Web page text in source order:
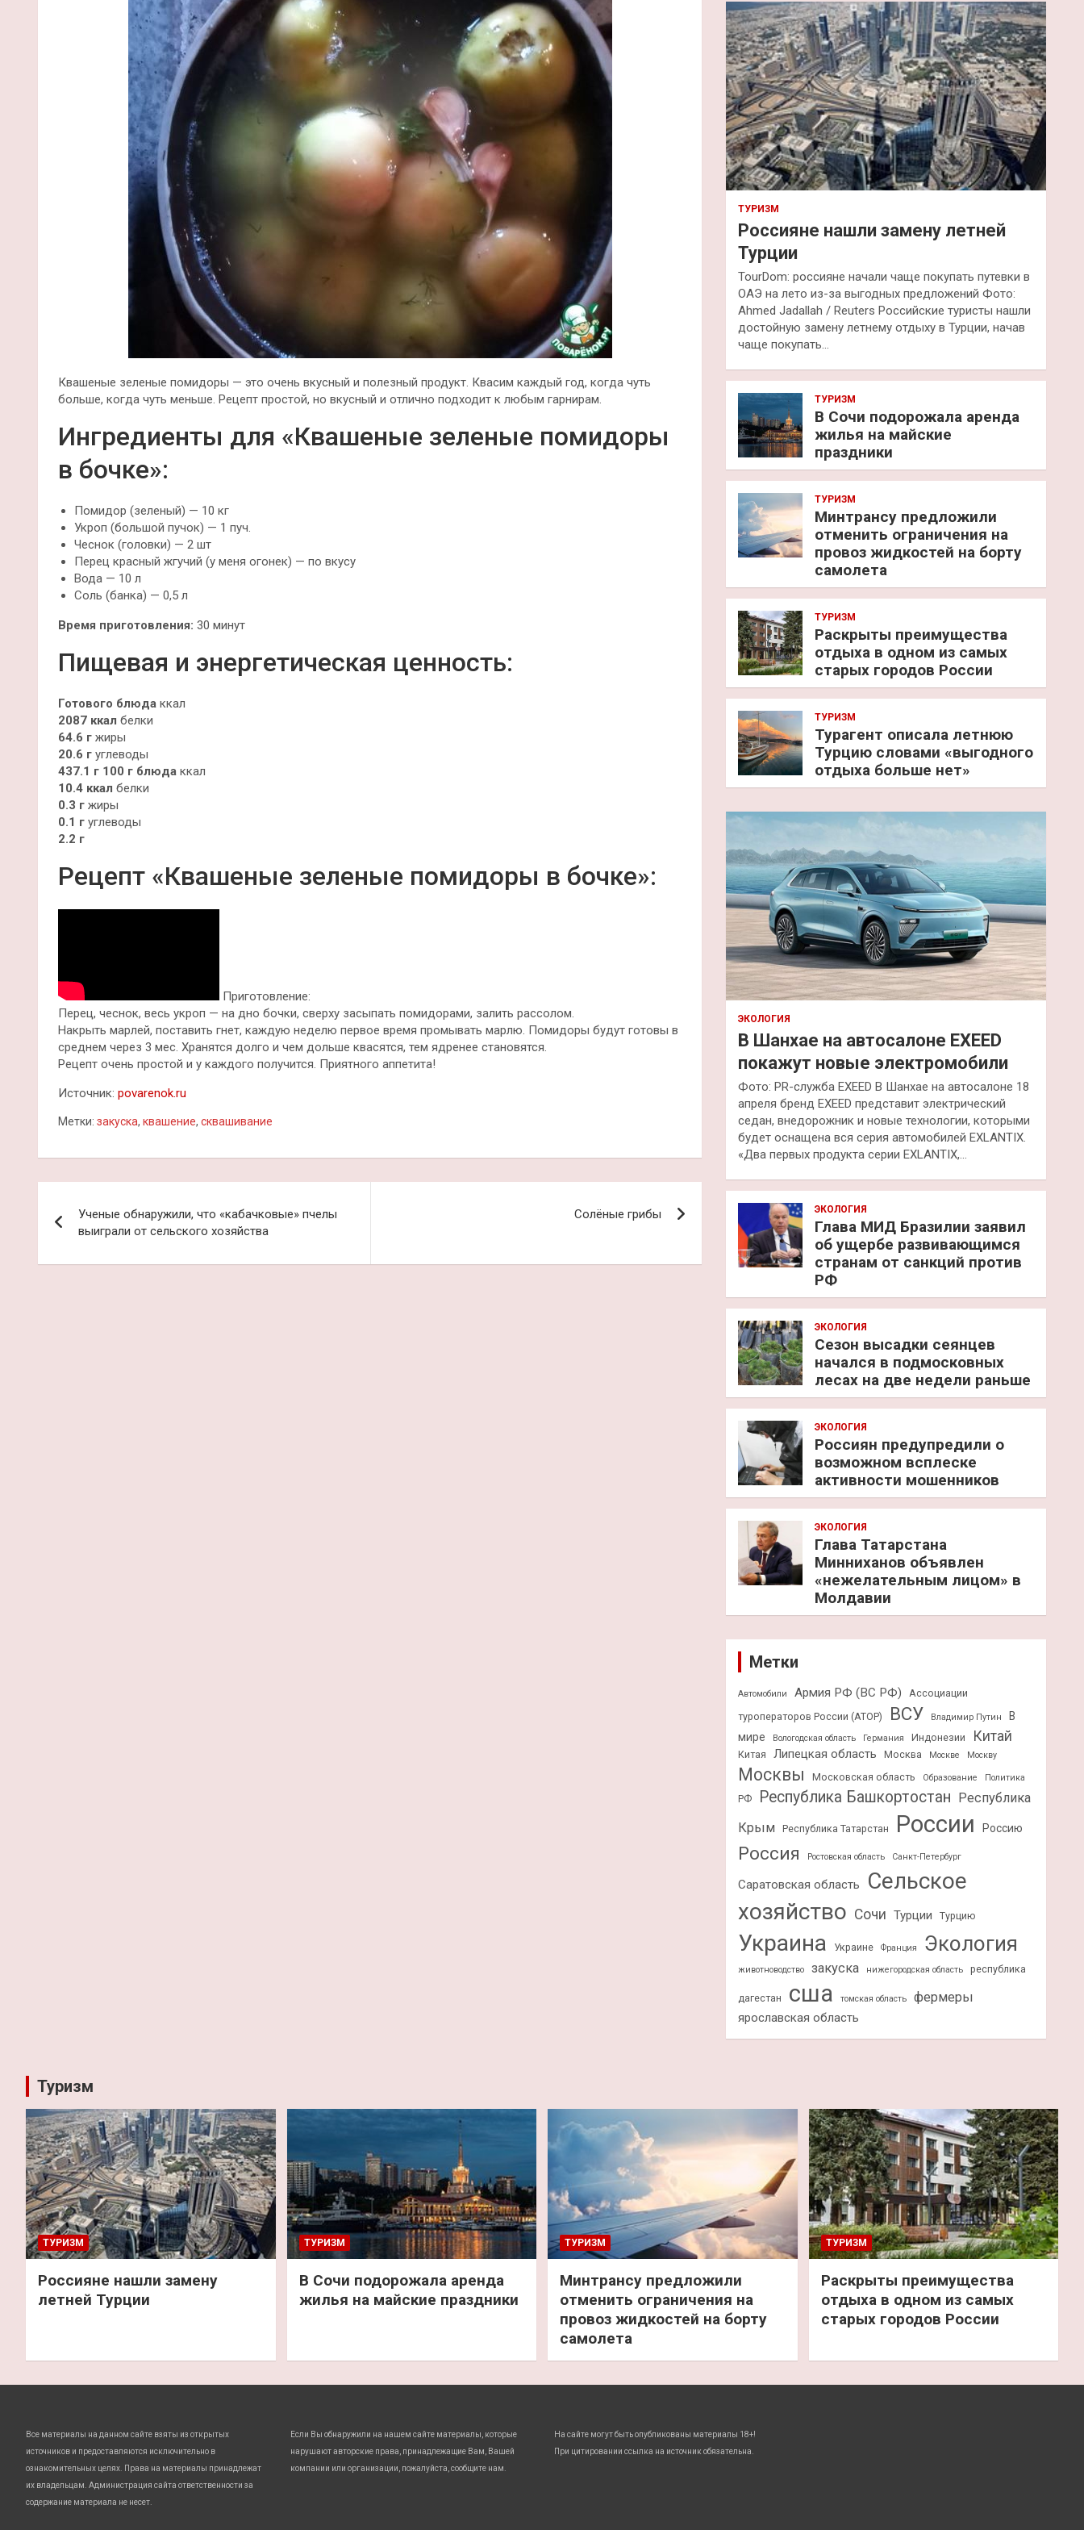
Квашеные зеленые помидоры — это очень вкусный и полезный продукт. Квасим каждый год, когда чуть
больше, когда чуть меньше. Рецепт простой, но вкусный и отлично подходит к любым гарнирам.
Ингредиенты для «Квашеные зеленые помидоры
в бочке»:
Помидор (зеленый) — 10 кг
Укроп (большой пучок) — 1 пуч.
Чеснок (головки) — 2 шт
Перец красный жгучий (у меня огонек) — по вкусу
Вода — 10 л
Соль (банка) — 0,5 л
Время приготовления: 30 минут
Пищевая и энергетическая ценность:
Готового блюда ккал
2087 ккал белки
64.6 г жиры
20.6 г углеводы
437.1 г 100 г блюда ккал
10.4 ккал белки
0.3 г жиры
0.1 г углеводы
2.2 г
Рецепт «Квашеные зеленые помидоры в бочке»:
Приготовление:
Перец, чеснок, весь укроп — на дно бочки, сверху засыпать помидорами, залить рассолом.
Накрыть марлей, поставить гнет, каждую неделю первое время промывать марлю. Помидоры будут готовы в
среднем через 3 мес. Хранятся долго и чем дольше квасятся, тем ядренее становятся.
Рецепт очень простой и у каждого получится. Приятного аппетита!
Источник: povarenok.ru
Метки: закуска, квашение, сквашивание
по
записям
Ученые обнаружили, что «кабачковые» пчелы
выиграли от сельского хозяйства
Солёные грибы
к
ТУРИЗМ
Россияне нашли замену летней
Турции
TourDom: россияне начали чаще покупать путевки в
ОАЭ на лето из-за выгодных предложений Фото:
Ahmed Jadallah / Reuters Российские туристы нашли
достойную замену летнему отдыху в Турции, начав
чаще покупать…
ТУРИЗМ
В Сочи подорожала аренда
жилья на майские
праздники
ТУРИЗМ
Минтрансу предложили
отменить ограничения на
провоз жидкостей на борту
самолета
ТУРИЗМ
Раскрыты преимущества
отдыха в одном из самых
старых городов России
ТУРИЗМ
Турагент описала летнюю
Турцию словами «выгодного
отдыха больше нет»
ЭКОЛОГИЯ
В Шанхае на автосалоне EXEED
покажут новые электромобили
Фото: PR-служба EXEED В Шанхае на автосалоне 18
апреля бренд EXEED представит электрический
седан, внедорожник и новые технологии, которыми
будет оснащена вся серия автомобилей EXLANTIX.
«Два первых продукта серии EXLANTIX,…
ЭКОЛОГИЯ
Глава МИД Бразилии заявил
об ущербе развивающимся
странам от санкций против
РФ
ЭКОЛОГИЯ
Сезон высадки сеянцев
начался в подмосковных
лесах на две недели раньше
ЭКОЛОГИЯ
Россиян предупредили о
возможном всплеске
активности мошенников
ЭКОЛОГИЯ
Глава Татарстана
Минниханов объявлен
«нежелательным лицом» в
Молдавии
Метки
Автомобили Армия РФ (ВС РФ)
Ассоциации
туроператоров России (АТОР)
ВСУ Владимир Путин
В
мире
Вологодская область Германия Индонезии Китай
Китая Липецкая область Москва Москве Москву
Москвы Московская область Образование Политика
РФ Республика Башкортостан Республика
Крым
Республика Татарстан России Россию
Россия Ростовская область Санкт-Петербург
Саратовская область
Сельское
хозяйство Сочи Турции Турцию
Украина Украине Франция Экология
животноводство закуска нижегородская область республика
дагестан сша томская область фермеры
ярославская область
Туризм
ТУРИЗМ
Россияне нашли замену
летней Турции
ТУРИЗМ
В Сочи подорожала аренда
жилья на майские праздники
ТУРИЗМ
Минтрансу предложили
отменить ограничения на
провоз жидкостей на борту
самолета
ТУРИЗМ
Раскрыты преимущества
отдыха в одном из самых
старых городов России
Все материалы на данном сайте взяты из открытых
источников и предоставляются исключительно в
ознакомительных целях. Права на материалы принадлежат
их владельцам. Администрация сайта ответственности за
содержание материала не несет.
Если Вы обнаружили на нашем сайте материалы, которые
нарушают авторские права, принадлежащие Вам, Вашей
компании или организации, пожалуйста, сообщите нам.
На сайте могут быть опубликованы материалы 18+!
При цитировании ссылка на источник обязательна.